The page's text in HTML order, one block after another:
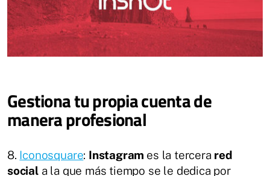
Gestiona tu propia cuenta de
manera profesional
8. Iconosquare: Instagram es la tercera red
sociala la que más tiempo se le dedica por